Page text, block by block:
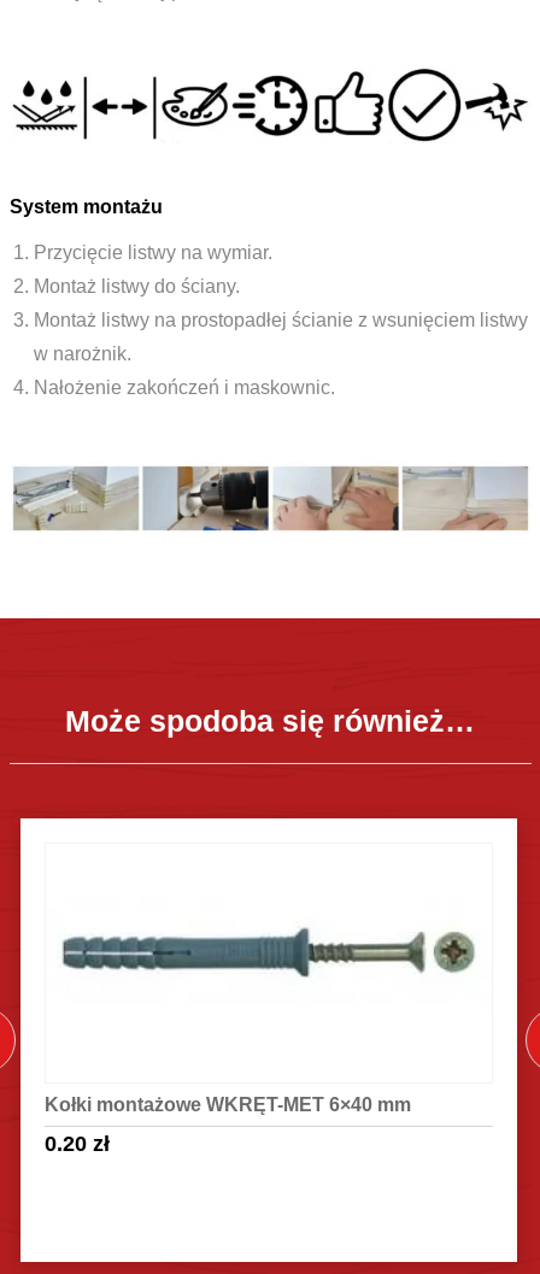
System montażu
Przycięcie listwy na wymiar.
Montaż listwy do ściany.
Montaż listwy na prostopadłej ścianie z wsunięciem listwy
w narożnik.
Nałożenie zakończeń i maskownic.
Może spodoba się również…
Kołki montażowe WKRĘT-MET 6×40 mm
0.20 zł